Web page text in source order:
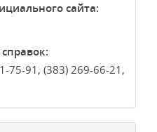
сайта:
75-91, (383) 269-66-21,